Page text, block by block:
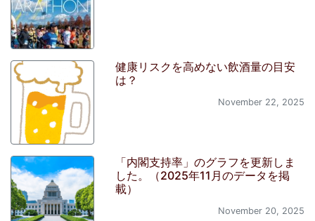
健康リスクを高めない飲酒量の目安
は？
November 22, 2025
「内閣支持率」のグラフを更新しま
した。（2025年11月のデータを掲
載）
November 20, 2025